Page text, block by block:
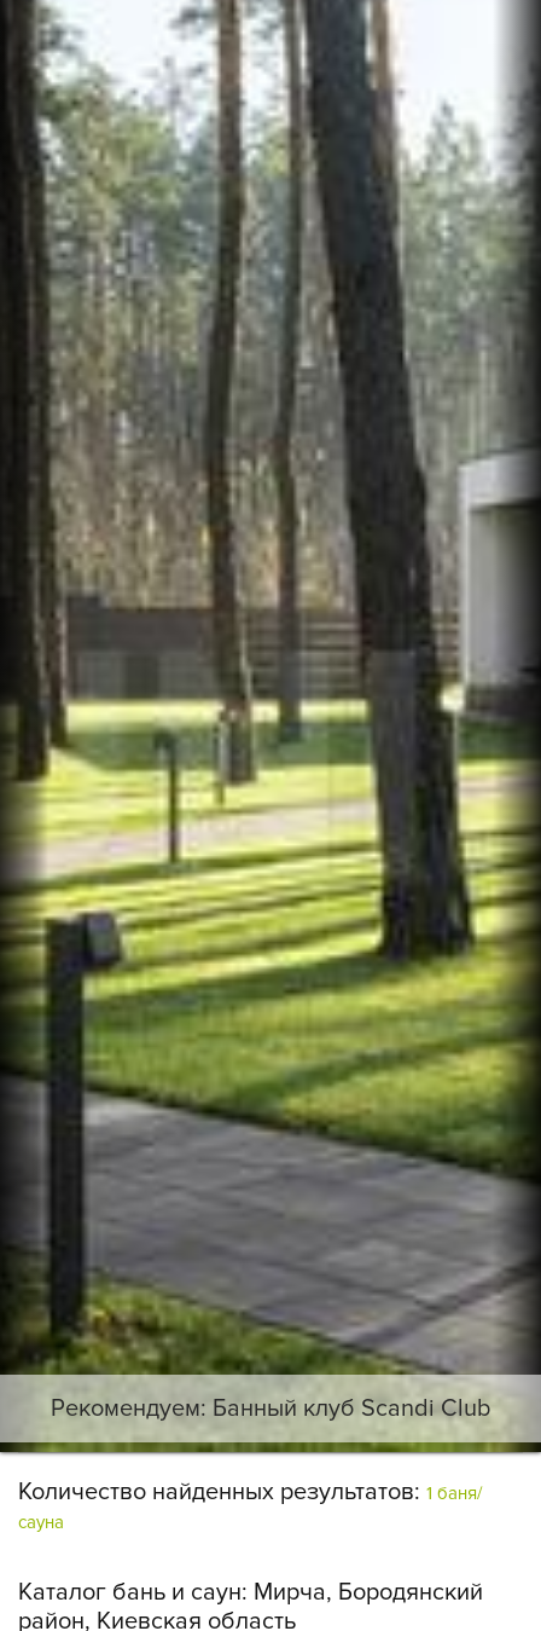
Рекомендуем: Банный клуб Scandi Club
Количество найденных результатов: 1 баня/
сауна
Каталог бань и саун: Мирча, Бородянский
район, Киевская область